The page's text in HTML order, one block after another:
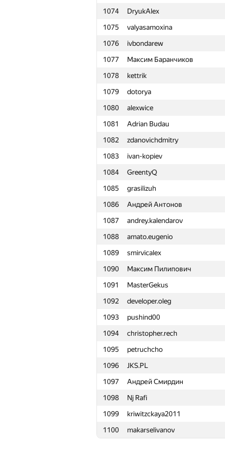
1074
DryukAlex
1075
valyasamoxina
1076
ivbondarew
1077
Максим Баранчиков
1078
kettrik
1079
dotorya
1080
alexwice
1081
Adrian Budau
1082
zdanovichdmitry
1083
ivan-kopiev
1084
GreentyQ
1085
grasilizuh
1086
Андрей Антонов
1087
andrey.kalendarov
1088
amato.eugenio
1089
smirvicalex
1090
Максим Пилипович
1091
MasterGekus
1092
developer.oleg
1093
pushind00
1094
christopher.rech
1095
petruchcho
1096
JKS.PL
1097
Андрей Смирдин
1098
Nj Rafi
1099
kriwitzckaya2011
1100
makarselivanov
1051 De.Ro.Vi
1052
Mandava Desik
1053
kasymovmaksim
1054
sockolowitch.inckera
1055
Alexey Usharovski
1056
izat.khamiyev
1057
Пётр Кулагин
1058
stay-alert
1059
bilan.maxsim
1060
jinn@lampa.io
1061
Spar00w
1062
Marcos Paulo Quintao
1063
chiselko6
1064
Zholnin Stanislav
1065
alexcaravaeff
1066
leo-shaka
1067
IvanPavl0v
1068
lakshitbhutani
1069
ChesnokovDS
1070
nyanspyglu
1071
habars0108
1072
evil.stivie
1073
Денис Пивоваров
1074
DryukAlex
1075
valyasamoxina
1076
ivbondarew
1077
Максим Баранчиков